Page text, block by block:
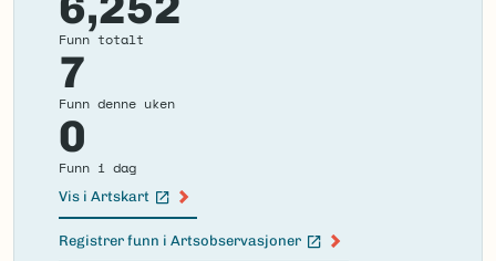
Funn totalt
7
Funn denne uken
0
Funn i dag
Vis i Artskart
(Ekstern lenke)
Registrer funn i Artsobservasjoner
(Ekstern lenke)